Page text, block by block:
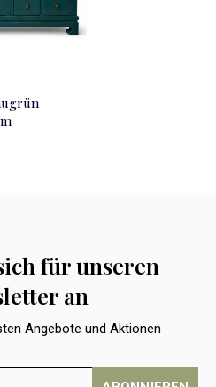
für unseren
an
Angebote und Aktionen